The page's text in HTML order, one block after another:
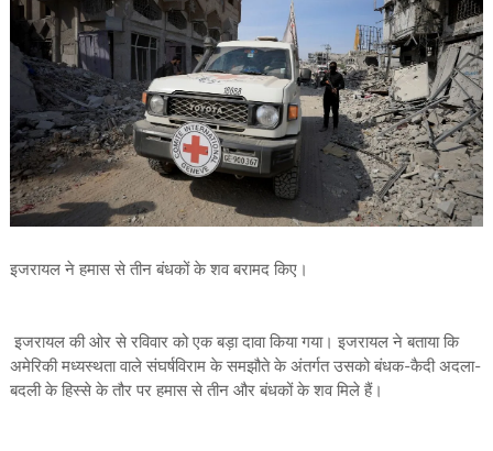
इजरायल ने हमास से तीन बंधकों के शव बरामद किए।
इजरायल की ओर से रविवार को एक बड़ा दावा किया गया। इजरायल ने बताया कि
अमेरिकी मध्यस्थता वाले संघर्षविराम के समझौते के अंतर्गत उसको बंधक-कैदी अदला-
बदली के हिस्से के तौर पर हमास से तीन और बंधकों के शव मिले हैं।